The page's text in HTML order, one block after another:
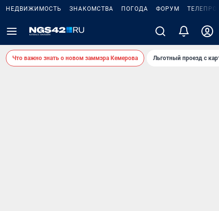
НЕДВИЖИМОСТЬ ЗНАКОМСТВА ПОГОДА ФОРУМ
Что важно знать о новом заммэра Кемерова Льготный проезд с